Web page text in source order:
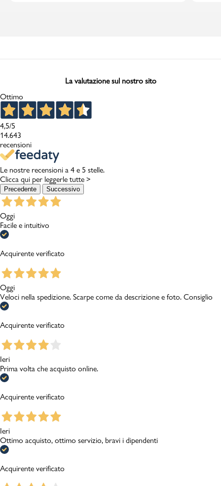
La valutazione sul nostro sito
Ottimo
4,5/5
14.643
recensioni
Le nostre recensioni a 4 e 5 stelle.
Clicca qui per leggerle tutte >
Precedente Successivo
Oggi
Facile e intuitivo
Acquirente verificato
Oggi
Veloci nella spedizione. Scarpe come da descrizione e foto. Consiglio
Acquirente verificato
Ieri
Prima volta che acquisto online.
Acquirente verificato
Ieri
Ottimo acquisto, ottimo servizio, bravi i dipendenti
Acquirente verificato